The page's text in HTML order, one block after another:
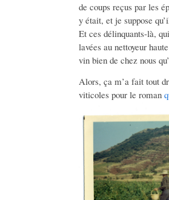
de coups reçus par les
y était, et je suppose
Et ces délinquants-là,
lavées au nettoyeur
vin bien de chez nous
Alors, ça m’a fait tout
viticoles pour le roman